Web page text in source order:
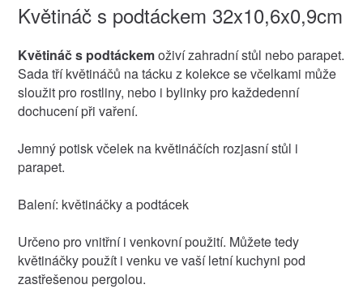
Květináč s podtáckem 32x10,6x0,9cm
Květináč s podtáckemoživí zahradní stůl nebo parapet.
Sada tří květináčů na tácku z kolekce se včelkami může
sloužit pro rostliny, nebo i bylinky pro každedenní
dochucení při vaření.
Jemný potisk včelek na květináčích rozjasní stůl i
parapet.
Balení: květináčky a podtácek
Určeno pro vnitřní i venkovní použití. Můžete tedy
květináčky použít i venku ve vaší letní kuchyni pod
zastřešenou pergolou.